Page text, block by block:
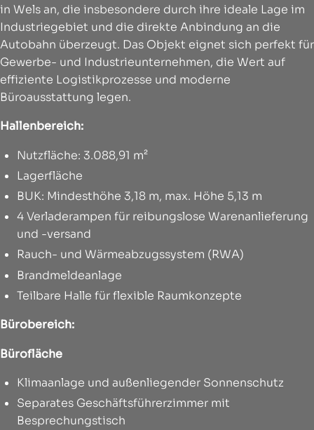
in Wels an, die insbesondere durch ihre ideale Lage im
Industriegebiet und die direkte Anbindung an die
Autobahn überzeugt. Das Objekt eignet sich perfekt für
Gewerbe- und Industrieunternehmen, die Wert auf
effiziente Logistikprozesse und moderne
Büroausstattung legen.
Hallenbereich:
Nutzfläche: 3.088,91 m²
Lagerfläche
BUK: Mindesthöhe 3,18 m, max. Höhe 5,13 m
4 Verladerampen für reibungslose Warenanlieferung
und -versand
Rauch- und Wärmeabzugssystem (RWA)
Brandmeldeanlage
Teilbare Halle für flexible Raumkonzepte
Bürobereich:
Bürofläche
Klimaanlage und außenliegender Sonnenschutz
Separates Geschäftsführerzimmer mit
Besprechungstisch